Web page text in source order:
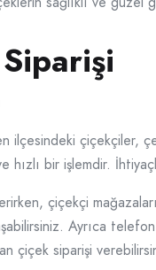
ilçesindeki çiçekçiler,
hızlı bir işlemdir.
çiçekçi
Ayrıca
çiçek siparişi